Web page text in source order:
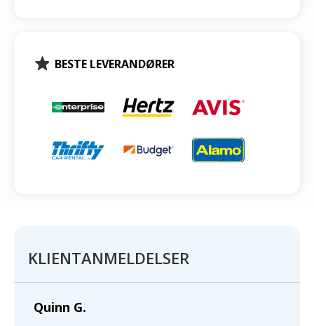
BESTE LEVERANDØRER
KLIENTANMELDELSER
Quinn G.